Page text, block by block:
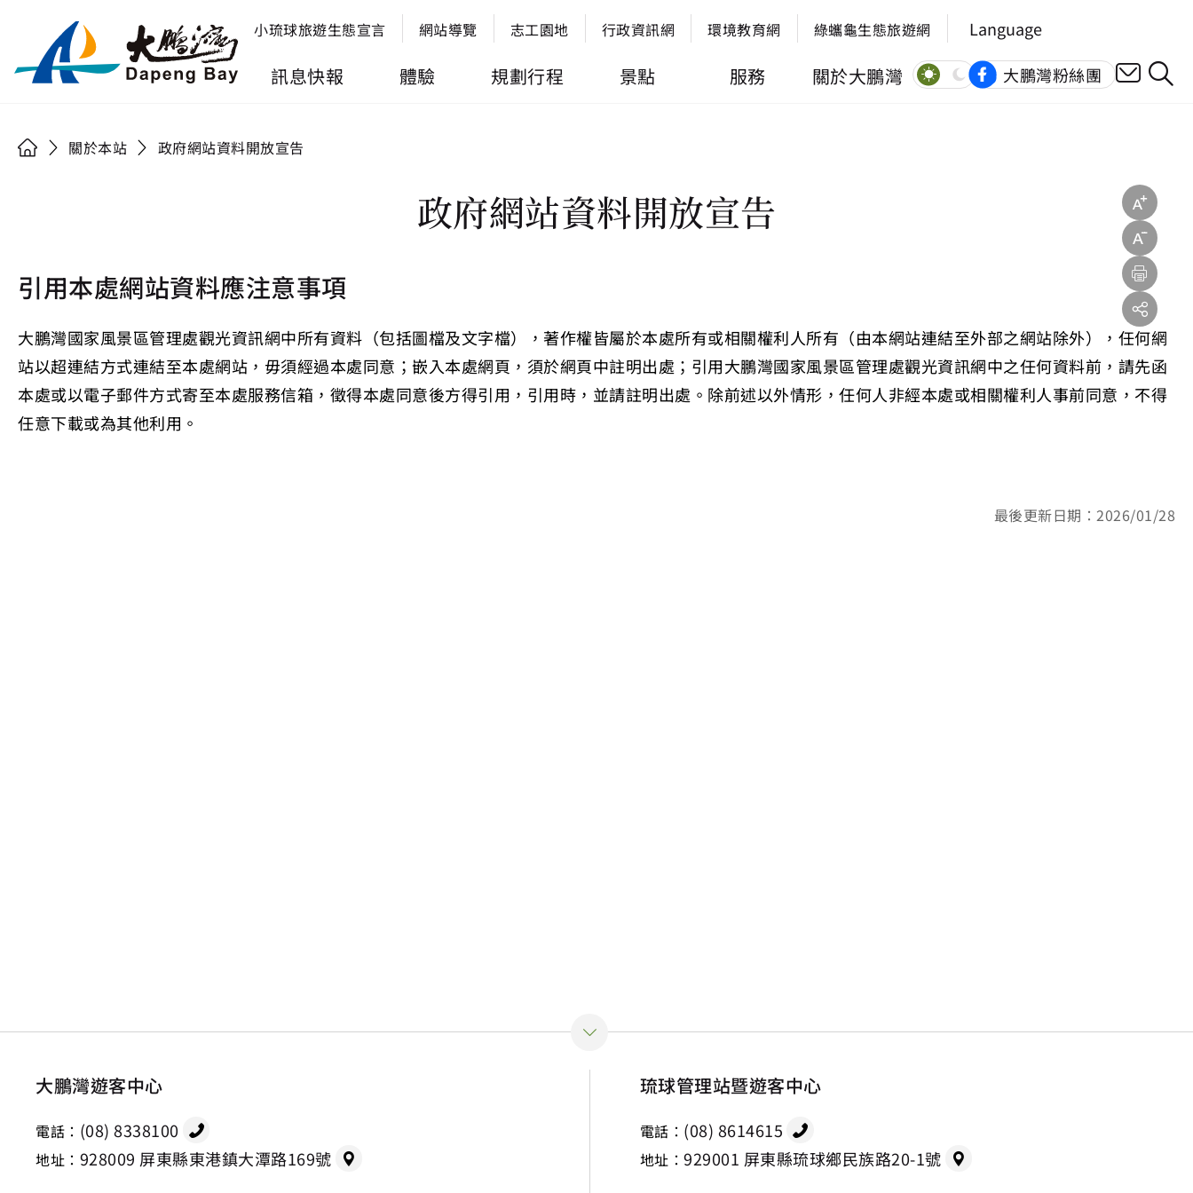
小琉球旅遊生態宣言 網站導覽 志工園地 行政資訊網 環境教育網 綠蠵龜生態旅遊網 Language
訊息快報 體驗 規劃行程 景點 服務 關於大鵬灣 大鵬灣粉絲團
關於本站 政府網站資料開放宣告
政府網站資料開放宣告
引用本處網站資料應注意事項
大鵬灣國家風景區管理處觀光資訊網中所有資料（包括圖檔及文字檔），著作權皆屬於本處所有或相關權利人所有（由本網站連結至外部之網站除外），任何網
站以超連結方式連結至本處網站，毋須經過本處同意；嵌入本處網頁，須於網頁中註明出處；引用大鵬灣國家風景區管理處觀光資訊網中之任何資料前，請先函
本處或以電子郵件方式寄至本處服務信箱，徵得本處同意後方得引用，引用時，並請註明出處。除前述以外情形，任何人非經本處或相關權利人事前同意，不得
任意下載或為其他利用。
最後更新日期：2026/01/28
大鵬灣遊客中心
電話： (08) 8338100
地址： 928009 屏東縣東港鎮大潭路169號
琉球管理站暨遊客中心
電話： (08) 8614615
地址： 929001 屏東縣琉球鄉民族路20-1號